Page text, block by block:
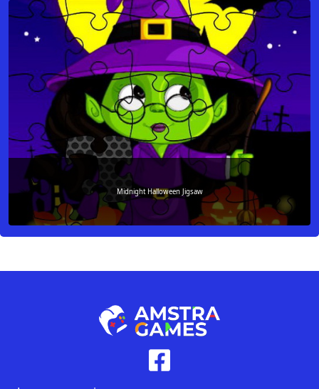
Midnight Halloween Jigsaw